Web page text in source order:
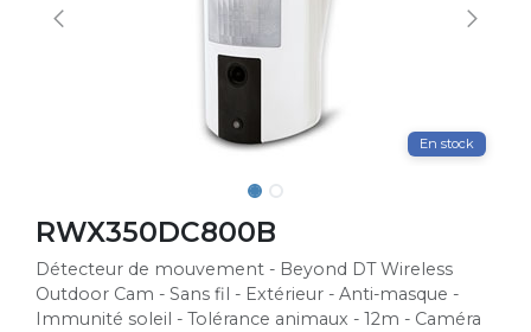
En stock
RWX350DC800B
Détecteur de mouvement - Beyond DT Wireless
Outdoor Cam - Sans fil - Extérieur - Anti-masque -
Immunité soleil - Tolérance animaux - 12m - Caméra